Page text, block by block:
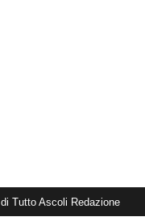
di Tutto Ascoli Redazione